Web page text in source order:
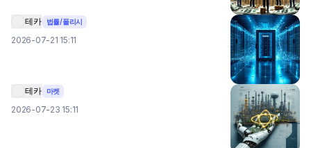
테카 법률/폴리시
2026-07-21 15:11
테카 마켓
2026-07-23 15:11